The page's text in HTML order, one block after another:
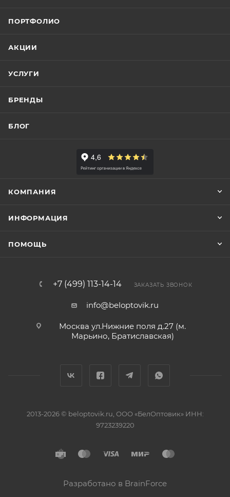
ПОРТФОЛИО
АКЦИИ
УСЛУГИ
БРЕНДЫ
БЛОГ
КОМПАНИЯ
ИНФОРМАЦИЯ
ПОМОЩЬ
+7 (499) 113-14-14 ЗАКАЗАТЬ ЗВОНОК
info@beloptovik.ru
Москва ул.Нижние поля д.27 (м.
Марьино, Братиславская)
2013-2026 © beloptovik.ru, ООО «БелОптовик» ИНН:
9723239220
Разработано в BrainForce